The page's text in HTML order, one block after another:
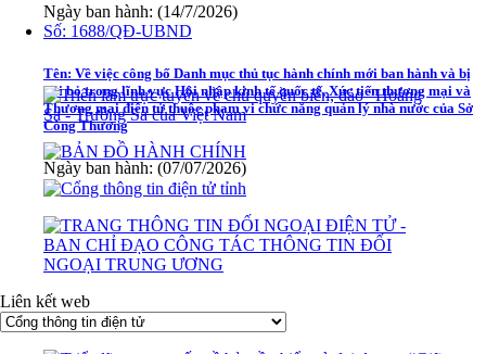
Ngày ban hành: (14/7/2026)
Số: 1688/QĐ-UBND
Tên: Về việc công bố Danh mục thủ tục hành chính mới ban hành và bị
bãi bỏ trong lĩnh vực Hội nhập kinh tế quốc tế, Xúc tiến thương mại và
Thương mại điện tử thuộc phạm vi chức năng quản lý nhà nước của Sở
Công Thương
Ngày ban hành: (07/07/2026)
Liên kết web